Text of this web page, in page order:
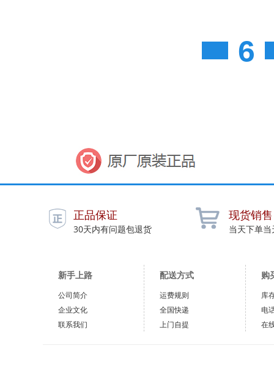
6
正品保证
30天内有问题包退货
现货销售
当天下单
新手上路
公司简介
企业文化
联系我们
配送方式
运费规则
全国快递
上门自提
购
库
电
在